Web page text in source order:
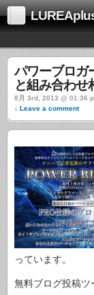
LUREAplus実
パワーブロガ
と組み合わせ
8月 3rd, 2013 @ 01:36
↓ Leave a comment
っています。
無料ブログ投稿ツ